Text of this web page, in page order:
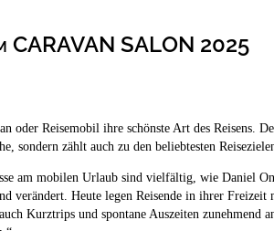
CARAVAN SALON 2025
oder Reisemobil ihre schönste Art des Reisens.
sondern zählt auch zu den beliebtesten
am mobilen Urlaub sind vielfältig, wie Daniel
verändert. Heute legen Reisende in ihrer
Kurztrips und spontane Auszeiten